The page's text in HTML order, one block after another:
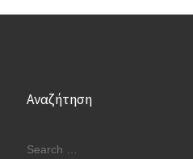
Αναζήτηση
SEARCH